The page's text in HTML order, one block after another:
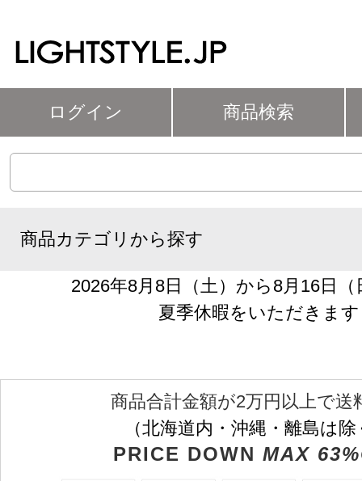
ログイン 商品検索
商品カテゴリから探す
2026年8月8日（土）から8月16日
夏季休暇をいただきます
商品合計金額が2万円以上で送
（北海道内・沖縄・離島は
PRICE DOWN MAX